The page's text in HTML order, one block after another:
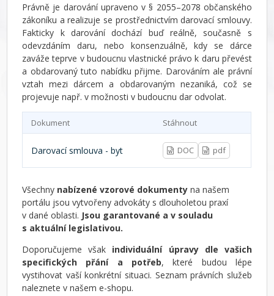
Právně je darování upraveno v § 2055–2078 občanského
zákoníku a realizuje se prostřednictvím darovací smlouvy.
Fakticky k darování dochází buď reálně, současně s
odevzdáním daru, nebo konsenzuálně, kdy se dárce
zaváže teprve v budoucnu vlastnické právo k daru převést
a obdarovaný tuto nabídku přijme. Darováním ale právní
vztah mezi dárcem a obdarovaným nezaniká, což se
projevuje např. v možnosti v budoucnu dar odvolat.
Dokument Stáhnout
Darovací smlouva - byt DOC pdf
Všechny nabízené vzorové dokumentyna našem
portálu jsou vytvořeny advokáty s dlouholetou praxí
v dané oblasti. Jsou garantované a v souladu
s aktuální legislativou.
Doporučujeme však individuální úpravy dle vašich
specifických přání a potřeb, které budou lépe
vystihovat vaší konkrétní situaci. Seznam právních služeb
naleznete v našem e-shopu.